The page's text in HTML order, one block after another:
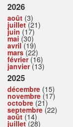
2026
août (3)
juillet(21)
juin (17)
mai (30)
avril(19)
mars(22)
février(16)
janvier(13)
2025
décembre (15)
novembre (17)
octobre (21)
septembre (22)
août (14)
juillet(28)